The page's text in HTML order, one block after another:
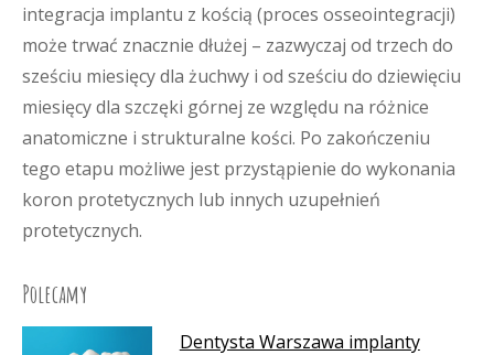
integracja implantu z kością (proces osseointegracji)
może trwać znacznie dłużej – zazwyczaj od trzech do
sześciu miesięcy dla żuchwy i od sześciu do dziewięciu
miesięcy dla szczęki górnej ze względu na różnice
anatomiczne i strukturalne kości. Po zakończeniu
tego etapu możliwe jest przystąpienie do wykonania
koron protetycznych lub innych uzupełnień
protetycznych.
Polecamy
Dentysta Warszawa implanty